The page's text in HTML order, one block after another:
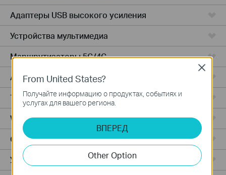
Адаптеры USB высокого усиления
Устройства мультимедиа
Маршрутизаторы 5G/4G
Адаптеры PCIe
Точки доступа
Wireless USB Adapters
Облачные камеры
Умные розетки
From United States?
Получайте информацию о продуктах, событиях и
услугах для вашего региона.
ВПЕРЕД
Other Option
Close